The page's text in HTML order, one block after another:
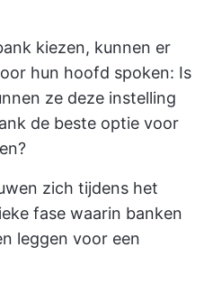
kiezen, kunnen er
hun hoofd spoken: Is
ze deze instelling
de beste optie voor
zich tijdens het
fase waarin banken
leggen voor een